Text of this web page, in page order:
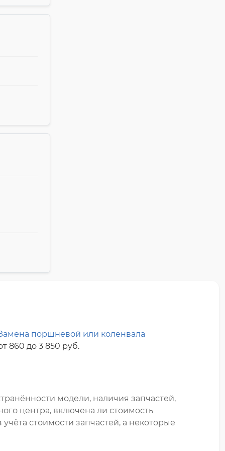
поршневой или коленвала
860 до 3 850 pyб.
модели, наличия запчастей,
центра, включена ли стоимость
стоимости запчастей, а некоторые